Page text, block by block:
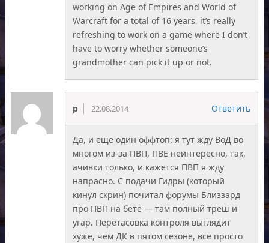
working on Age of Empires and World of
Warcraft for a total of 16 years, it’s really
refreshing to work on a game where I don’t
have to worry whether someone’s
grandmother can pick it up or not.
p 22.08.2014 Ответить
Да, и еще один оффтоп: я тут жду ВоД во
многом из-за ПВП, ПВЕ неинтересно, так,
ачивки только, и кажется ПВП я жду
напрасно. С подачи Гидры (который
кинул скрин) почитал форумы Близзард
про ПВП на бете — там полный треш и
угар. Перетасовка контроля выглядит
хуже, чем ДК в пятом сезоне, все просто